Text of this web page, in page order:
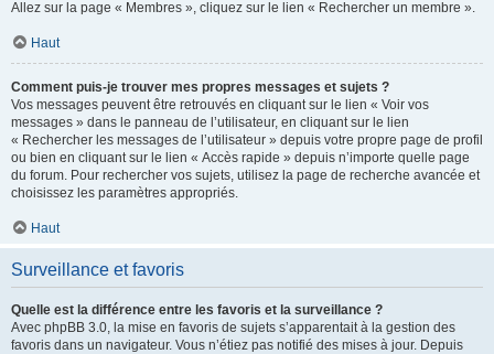
Allez sur la page « Membres », cliquez sur le lien « Rechercher un membre ».
Haut
Comment puis-je trouver mes propres messages et sujets ?
Vos messages peuvent être retrouvés en cliquant sur le lien « Voir vos
messages » dans le panneau de l’utilisateur, en cliquant sur le lien
« Rechercher les messages de l’utilisateur » depuis votre propre page de profil
ou bien en cliquant sur le lien « Accès rapide » depuis n’importe quelle page
du forum. Pour rechercher vos sujets, utilisez la page de recherche avancée et
choisissez les paramètres appropriés.
Haut
Surveillance et favoris
Quelle est la différence entre les favoris et la surveillance ?
Avec phpBB 3.0, la mise en favoris de sujets s’apparentait à la gestion des
favoris dans un navigateur. Vous n’étiez pas notifié des mises à jour. Depuis